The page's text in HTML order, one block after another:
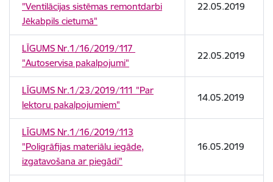
"Ventilācijas sistēmas remontdarbi
Jēkabpils cietumā"
22.05.2019
LĪGUMS Nr.1/16/2019/117
"Autoservisa pakalpojumi"
22.05.2019
LĪGUMS Nr.1/23/2019/111 "Par
lektoru pakalpojumiem"
14.05.2019
LĪGUMS Nr.1/16/2019/113
"Poligrāfijas materiālu iegāde,
izgatavošana ar piegādi"
16.05.2019